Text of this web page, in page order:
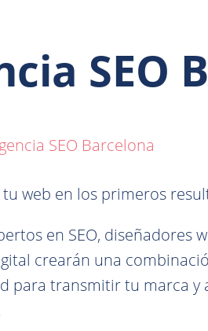
SEO
SEO Barcelona
tu web en los primeros
en SEO, diseñadores
crearán una
para transmitir tu marca y